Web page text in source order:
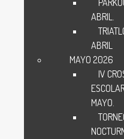
(Obligatorio)
ABRIL.
ABRIL
MAYO 2026
IV
MAYO.